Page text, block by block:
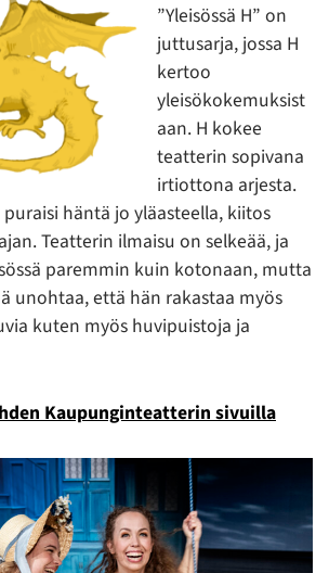
”Yleisössä H” on
juttusarja, jossa H
kertoo
yleisökokemuksist
aan. H kokee
teatterin sopivana
irtiottona arjesta.
häntä jo yläasteella, kiitos
Teatterin ilmaisu on selkeää, ja
paremmin kuin kotonaan, mutta
unohtaa, että hän rakastaa myös
kuten myös huvipuistoja ja
Kaupunginteatterin sivuilla